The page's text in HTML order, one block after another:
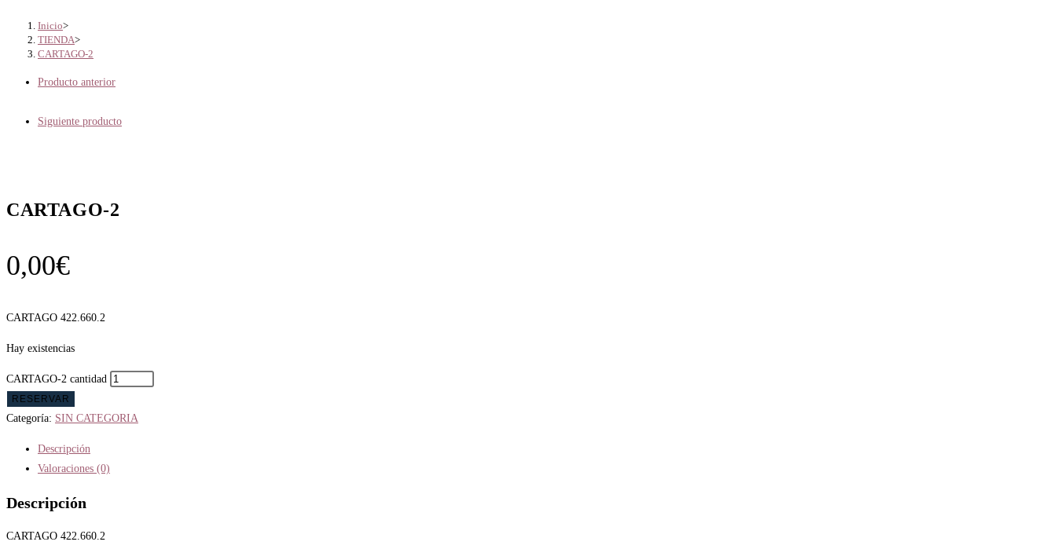
Inicio>
TIENDA>
CARTAGO-2
Producto anterior
Siguiente producto
CARTAGO-2
0,00€
CARTAGO 422.660.2
Hay existencias
CARTAGO-2 cantidad
RESERVAR
Categoría: SIN CATEGORIA
Descripción
Valoraciones (0)
Descripción
CARTAGO 422.660.2